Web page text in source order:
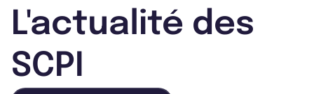
L'actualité des
SCPI